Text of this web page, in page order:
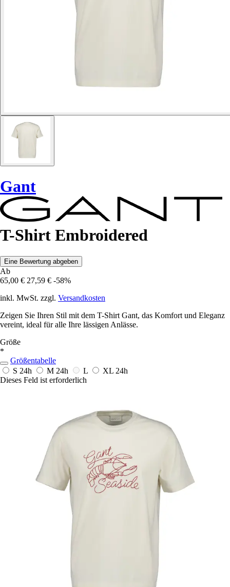
Gant
T-Shirt Embroidered
Eine Bewertung abgeben
Ab
65,00 € 27,59 € -58%
inkl. MwSt. zzgl. Versandkosten
Zeigen Sie Ihren Stil mit dem T-Shirt Gant, das Komfort und Eleganz
vereint, ideal für alle Ihre lässigen Anlässe.
Größe
*
Größentabelle
S 24h M 24h L XL 24h
Dieses Feld ist erforderlich